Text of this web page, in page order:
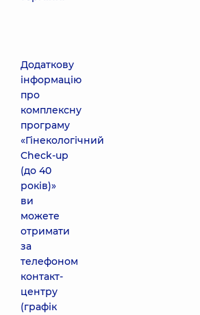
Додаткову
інформацію
про
комплексну
програму
«Гінекологічний
Check-up
(до 40
років)»
ви
можете
отримати
за
телефоном
контакт-
центру
(графік